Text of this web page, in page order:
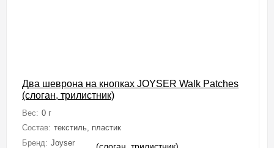
Два шеврона на кнопках JOYSER Walk Patches
(слоган, трилистник)
Вес: 0 г
Состав: текстиль, пластик
Бренд: Joyser